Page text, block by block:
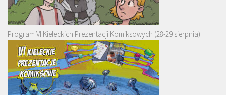
Program VI Kieleckich Prezentacji Komiksowych (28-29 sierpnia)